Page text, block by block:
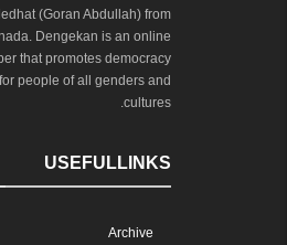
(Goran Abdullah) from
Dengekan is an online
that promotes democracy
people of all genders and
cultures.
USEFULLINKS
Archive